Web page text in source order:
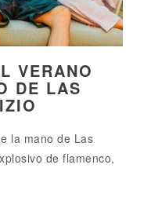
VERANO
DE LAS
la mano de Las
de flamenco,